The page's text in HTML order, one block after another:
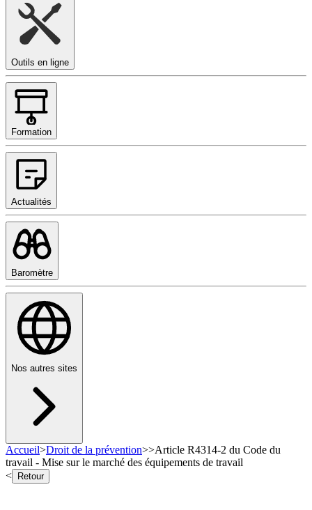
Outils en ligne
Formation
Actualités
Baromètre
Nos autres sites
Accueil>Droit de la prévention>>Article R4314-2 du Code du
travail - Mise sur le marché des équipements de travail
<
Retour